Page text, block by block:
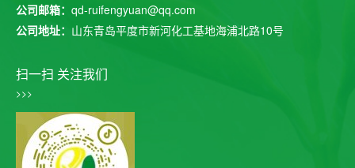
公司邮箱： qd-ruifengyuan@qq.com
公司地址： 山东青岛平度市新河化工基地海浦北路10号
扫一扫 关注我们
>>>